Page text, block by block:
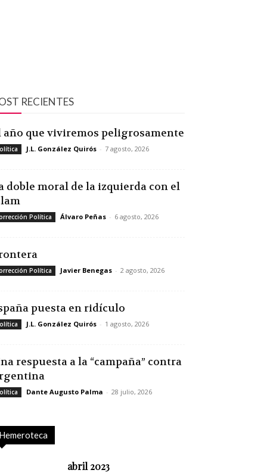
RECIENTES
año que viviremos peligrosamente
J.L. González Quirós - 7 agosto, 2026
doble moral de la izquierda con el
Política Álvaro Peñas - 6 agosto, 2026
Política Javier Benegas - 2 agosto, 2026
puesta en ridículo
J.L. González Quirós - 1 agosto, 2026
respuesta a la “campaña” contra
Dante Augusto Palma - 28 julio, 2026
Hemeroteca
abril 2023